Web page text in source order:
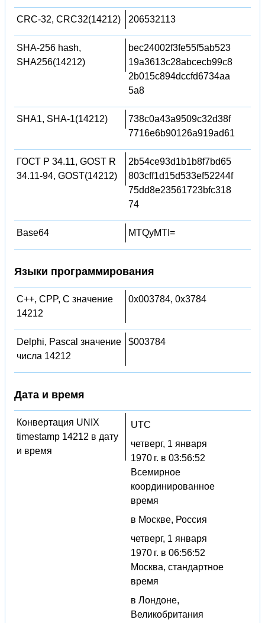
CRC-32, CRC32(14212) 206532113
SHA-256 hash,
SHA256(14212)
bec24002f3fe55f5ab523
19a3613c28abcecb99c8
2b015c894dccfd6734aa
5a8
SHA1, SHA-1(14212)
738c0a43a9509c32d38f
7716e6b90126a919ad61
ГОСТ Р 34.11, GOST R
34.11-94, GOST(14212)
2b54ce93d1b1b8f7bd65
803cff1d15d533ef52244f
75dd8e23561723bfc318
74
Base64 MTQyMTI=
Языки программирования
C++, CPP, C значение
14212
0x003784, 0x3784
Delphi, Pascal значение
числа 14212
$003784
Дата и время
Конвертация UNIX
timestamp 14212 в дату
и время
UTC
четверг, 1 января
1970 г. в 03:56:52
Всемирное
координированное
время
в Москве, Россия
четверг, 1 января
1970 г. в 06:56:52
Москва, стандартное
время
в Лондоне,
Великобритания